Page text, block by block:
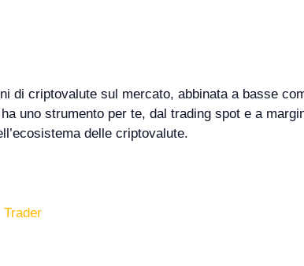
di criptovalute sul mercato, abbinata a basse
uno strumento per te, dal trading spot e a
delle criptovalute.